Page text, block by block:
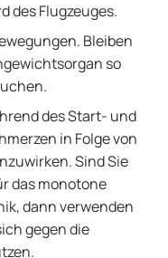
des Flugzeuges.
Bleiben
so
des Start- und
in Folge von
Sind Sie
das monotone
dann verwenden
gegen die